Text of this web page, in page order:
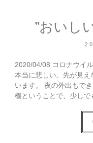
”おいし
2020/04/08 コロナウイ
本当に悲しい。先が見
います。 夜の外出もで
機ということで、少しで